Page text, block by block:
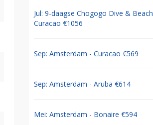
Jul: 9-daagse Chogogo Dive & Beach
Curacao €1056
Sep: Amsterdam - Curacao €569
Sep: Amsterdam - Aruba €614
Mei: Amsterdam - Bonaire €594